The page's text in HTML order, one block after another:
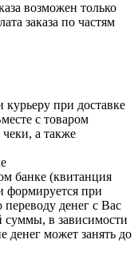
возможен только
заказа по частям
при доставке
с товаром
а также
банке (квитанция
формируется при
переводу денег с Вас
суммы, в зависимости
денег может занять до